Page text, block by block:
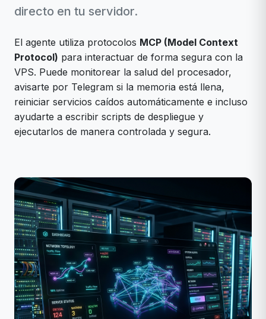
directo en tu servidor.
El agente utiliza protocolos MCP (Model Context
Protocol) para interactuar de forma segura con la
VPS. Puede monitorear la salud del procesador,
avisarte por Telegram si la memoria está llena,
reiniciar servicios caídos automáticamente e incluso
ayudarte a escribir scripts de despliegue y
ejecutarlos de manera controlada y segura.